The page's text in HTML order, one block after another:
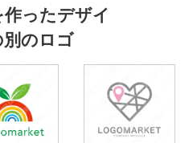
ったデザイ
のロゴ